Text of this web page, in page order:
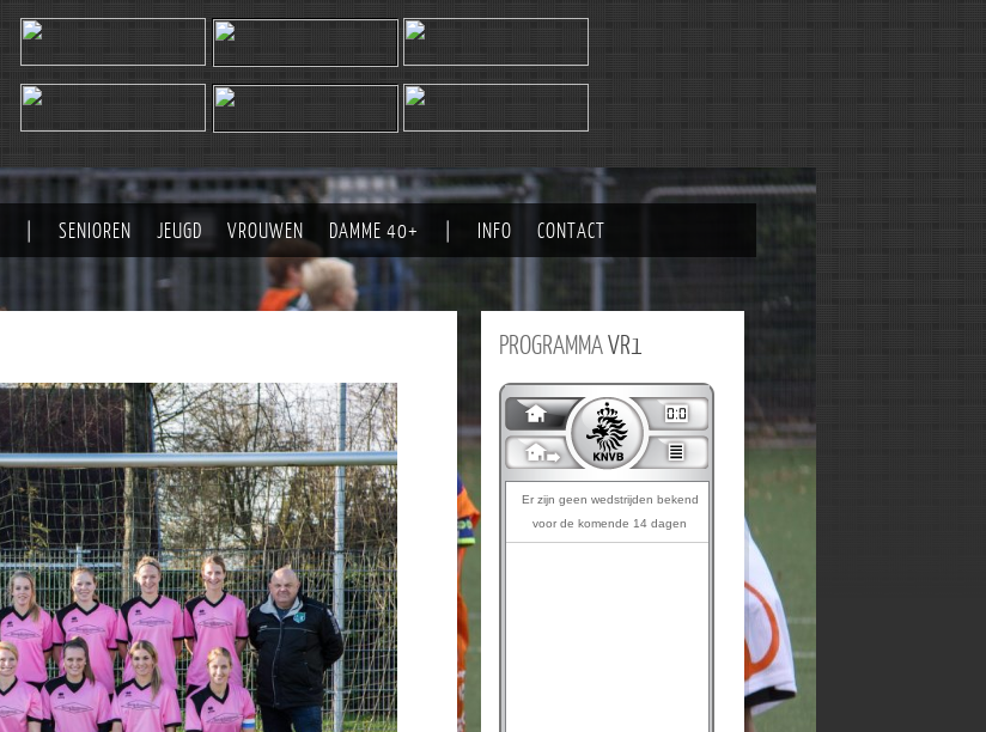
SENIOREN JEUGD VROUWEN DAMME 40+ INFO CONTACT
PROGRAMMAVR1